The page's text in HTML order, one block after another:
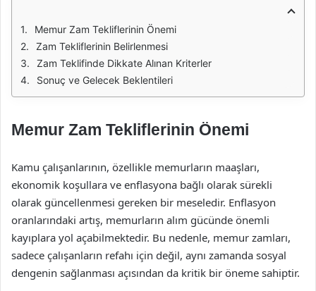
Memur Zam Tekliflerinin Önemi
Zam Tekliflerinin Belirlenmesi
Zam Teklifinde Dikkate Alınan Kriterler
Sonuç ve Gelecek Beklentileri
Memur Zam Tekliflerinin Önemi
Kamu çalışanlarının, özellikle memurların maaşları,
ekonomik koşullara ve enflasyona bağlı olarak sürekli
olarak güncellenmesi gereken bir meseledir. Enflasyon
oranlarındaki artış, memurların alım gücünde önemli
kayıplara yol açabilmektedir. Bu nedenle, memur zamları,
sadece çalışanların refahı için değil, aynı zamanda sosyal
dengenin sağlanması açısından da kritik bir öneme sahiptir.